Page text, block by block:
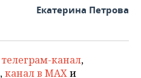
Екатерина Петрова
телеграм-канал,
,канал в MAXи